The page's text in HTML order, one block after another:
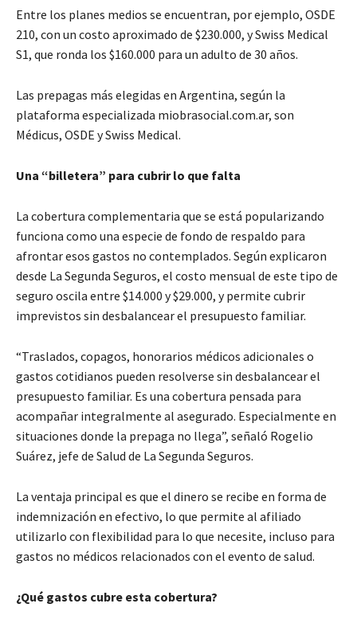
Entre los planes medios se encuentran, por ejemplo, OSDE
210, con un costo aproximado de $230.000, y Swiss Medical
S1, que ronda los $160.000 para un adulto de 30 años.
Las prepagas más elegidas en Argentina, según la
plataforma especializada miobrasocial.com.ar, son
Médicus, OSDE y Swiss Medical.
Una “billetera” para cubrir lo que falta
La cobertura complementaria que se está popularizando
funciona como una especie de fondo de respaldo para
afrontar esos gastos no contemplados. Según explicaron
desde La Segunda Seguros, el costo mensual de este tipo de
seguro oscila entre $14.000 y $29.000, y permite cubrir
imprevistos sin desbalancear el presupuesto familiar.
“Traslados, copagos, honorarios médicos adicionales o
gastos cotidianos pueden resolverse sin desbalancear el
presupuesto familiar. Es una cobertura pensada para
acompañar integralmente al asegurado. Especialmente en
situaciones donde la prepaga no llega”, señaló Rogelio
Suárez, jefe de Salud de La Segunda Seguros.
La ventaja principal es que el dinero se recibe en forma de
indemnización en efectivo, lo que permite al afiliado
utilizarlo con flexibilidad para lo que necesite, incluso para
gastos no médicos relacionados con el evento de salud.
¿Qué gastos cubre esta cobertura?